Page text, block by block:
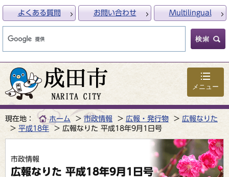
メニュー
よくある質問 お問い合わせ Multilingual
現在地： ホーム 市政情報 広報・発行物
広報なりた
平成18年
広報なりた 平成18年9月1日号
市政情報
広報なりた 平成18年9月1日号